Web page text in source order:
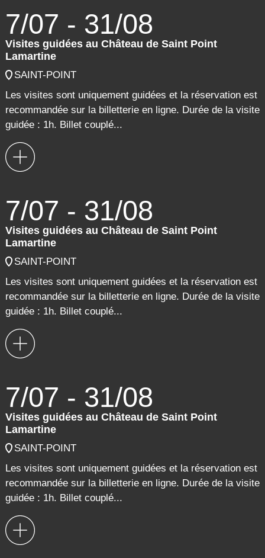
7/07 - 31/08
Visites guidées au Château de Saint Point
Lamartine
SAINT-POINT
Les visites sont uniquement guidées et la réservation est
recommandée sur la billetterie en ligne. Durée de la visite
guidée : 1h. Billet couplé...
7/07 - 31/08
Visites guidées au Château de Saint Point
Lamartine
SAINT-POINT
Les visites sont uniquement guidées et la réservation est
recommandée sur la billetterie en ligne. Durée de la visite
guidée : 1h. Billet couplé...
7/07 - 31/08
Visites guidées au Château de Saint Point
Lamartine
SAINT-POINT
Les visites sont uniquement guidées et la réservation est
recommandée sur la billetterie en ligne. Durée de la visite
guidée : 1h. Billet couplé...